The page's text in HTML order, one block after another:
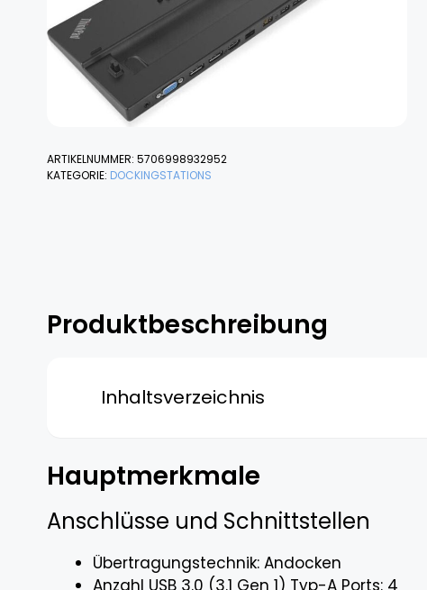
ARTIKELNUMMER: 5706998932952
KATEGORIE: DOCKINGSTATIONS
Produktbeschreibung
Inhaltsverzeichnis
Hauptmerkmale
Anschlüsse und Schnittstellen
Übertragungstechnik: Andocken
Anzahl USB 3.0 (3.1 Gen 1) Typ-A Ports: 4